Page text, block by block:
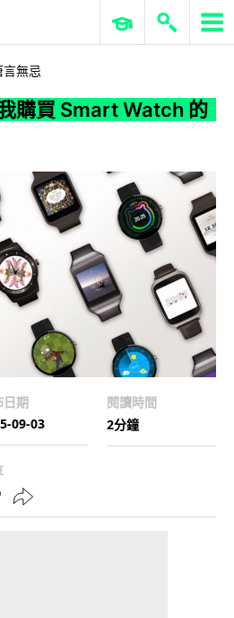
給我購買 Smart Watch 的理由
ERP 與商業 AI
言無忌
購買 Smart Watch 的
日期
09-03
閱讀時間
2分鐘